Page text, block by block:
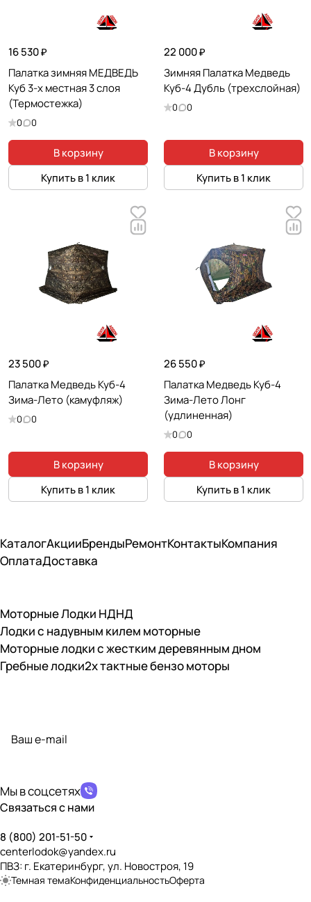
16 530 ₽
Палатка зимняя МЕДВЕДЬ
Куб 3-х местная 3 слоя
(Термостежка)
0 0
В корзину
Купить в 1 клик
22 000 ₽
Зимняя Палатка Медведь
Куб-4 Дубль (трехслойная)
0 0
В корзину
Купить в 1 клик
23 500 ₽
Палатка Медведь Куб-4
Зима-Лето (камуфляж)
0 0
В корзину
Купить в 1 клик
26 550 ₽
Палатка Медведь Куб-4
Зима-Лето Лонг
(удлиненная)
0 0
В корзину
Купить в 1 клик
КаталогАкцииБрендыРемонтКонтактыКомпания
ОплатаДоставка
Моторные Лодки НДНД
Лодки с надувным килем моторные
Моторные лодки с жестким деревянным дном
Гребные лодки2х тактные бензо моторы
Мы в соцсетях
Связаться с нами
8 (800) 201-51-50
centerlodok@yandex.ru
ПВЗ: г. Екатеринбург, ул. Новостроя, 19
Темная темаКонфиденциальностьОферта